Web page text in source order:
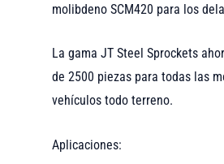
molibdeno SCM420 para los
La gama JT Steel Sprockets
de 2500 piezas para todas las
vehículos todo terreno.
Aplicaciones: